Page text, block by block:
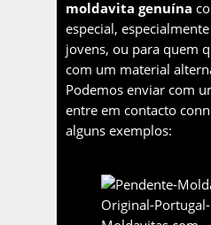
moldavita genuína
especial,
jovens, ou para quem
com um material
Podemos enviar com
entre em contacto
alguns exemplos: